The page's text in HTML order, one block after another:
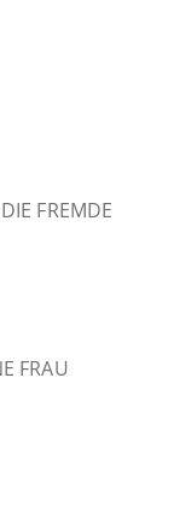
FREMDE
FRAU